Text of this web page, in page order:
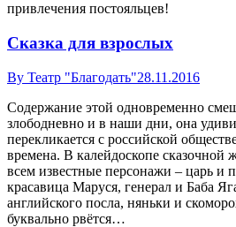
привлечения постояльцев!
Сказка для взрослых
By Театр "Благодать"28.11.2016
Содержание этой одновременно
злободневно и в наши дни, она
перекликается с российской
времена. В калейдоскопе сказочной
всем известные персонажи – царь и
красавица Маруся, генерал и Баба
английского посла, няньки и
буквально рвётся…